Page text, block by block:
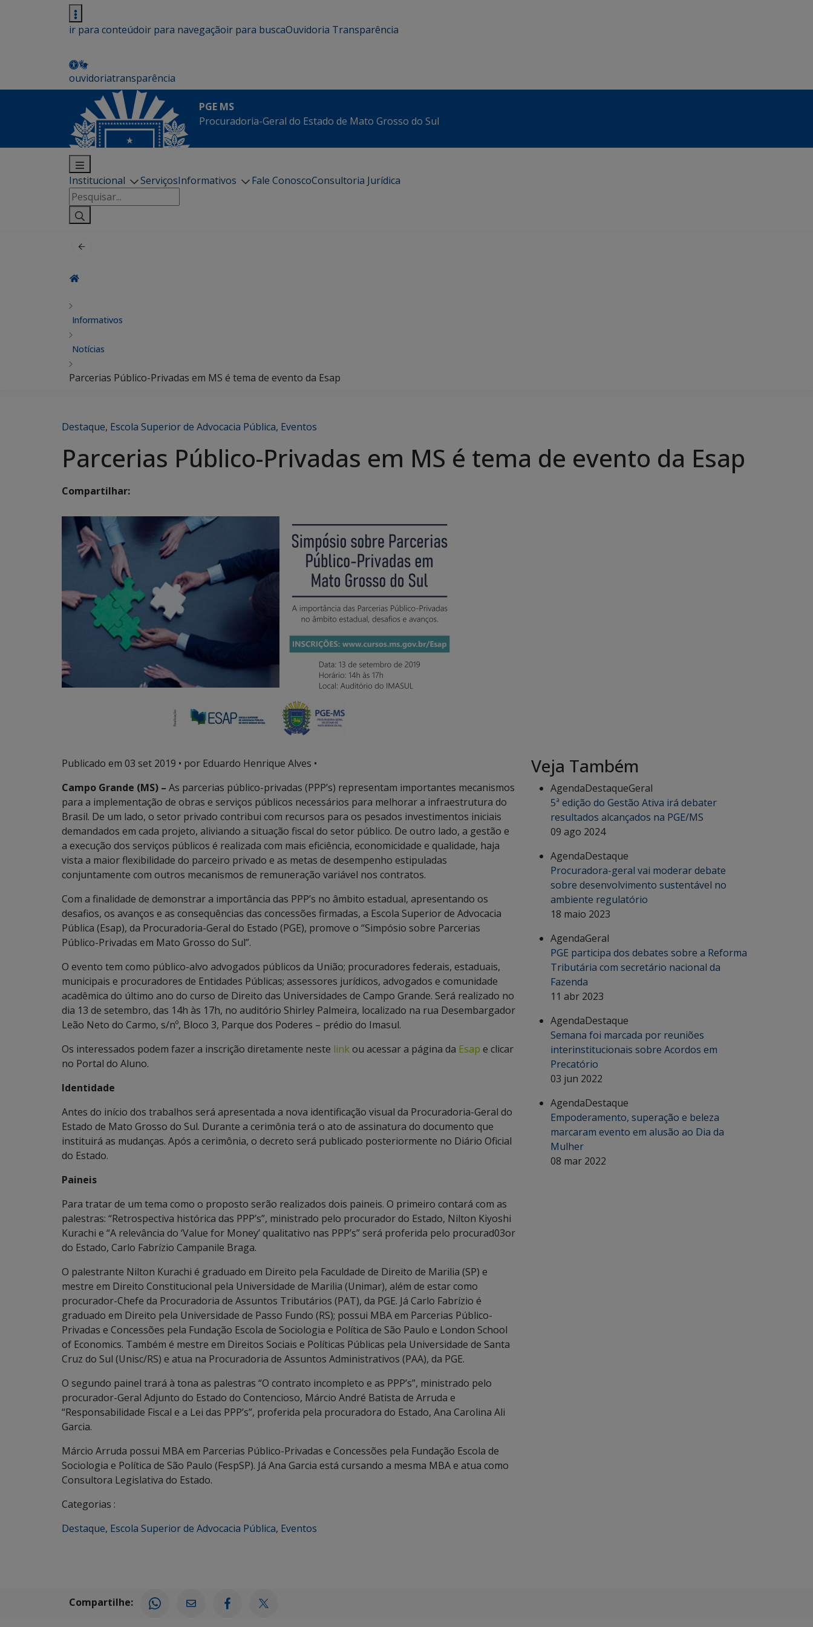
ir para conteúdoir para navegaçãoir para buscaOuvidoria Transparência
ouvidoriatransparência
PGE MS
Procuradoria-Geral do Estado de Mato Grosso do Sul
Institucional ServiçosInformativos Fale ConoscoConsultoria Jurídica
Pesquisar
por:
Informativos
Notícias
Parcerias Público-Privadas em MS é tema de evento da Esap
Destaque, Escola Superior de Advocacia Pública, Eventos
Parcerias Público-Privadas em MS é tema de evento da Esap
Compartilhar:
Publicado em 03 set 2019 • por Eduardo Henrique Alves •
Campo Grande (MS) – As parcerias público-privadas (PPP’s) representam importantes mecanismos
para a implementação de obras e serviços públicos necessários para melhorar a infraestrutura do
Brasil. De um lado, o setor privado contribui com recursos para os pesados investimentos iniciais
demandados em cada projeto, aliviando a situação fiscal do setor público. De outro lado, a gestão e
a execução dos serviços públicos é realizada com mais eficiência, economicidade e qualidade, haja
vista a maior flexibilidade do parceiro privado e as metas de desempenho estipuladas
conjuntamente com outros mecanismos de remuneração variável nos contratos.
Com a finalidade de demonstrar a importância das PPP’s no âmbito estadual, apresentando os
desafios, os avanços e as consequências das concessões firmadas, a Escola Superior de Advocacia
Pública (Esap), da Procuradoria-Geral do Estado (PGE), promove o “Simpósio sobre Parcerias
Público-Privadas em Mato Grosso do Sul”.
O evento tem como público-alvo advogados públicos da União; procuradores federais, estaduais,
municipais e procuradores de Entidades Públicas; assessores jurídicos, advogados e comunidade
acadêmica do último ano do curso de Direito das Universidades de Campo Grande. Será realizado no
dia 13 de setembro, das 14h às 17h, no auditório Shirley Palmeira, localizado na rua Desembargador
Leão Neto do Carmo, s/nº, Bloco 3, Parque dos Poderes – prédio do Imasul.
Os interessados podem fazer a inscrição diretamente neste linkou acessar a página da Esap e clicar
no Portal do Aluno.
Identidade
Antes do início dos trabalhos será apresentada a nova identificação visual da Procuradoria-Geral do
Estado de Mato Grosso do Sul. Durante a cerimônia terá o ato de assinatura do documento que
instituirá as mudanças. Após a cerimônia, o decreto será publicado posteriormente no Diário Oficial
do Estado.
Paineis
Para tratar de um tema como o proposto serão realizados dois paineis. O primeiro contará com as
palestras: “Retrospectiva histórica das PPP’s”, ministrado pelo procurador do Estado, Nilton Kiyoshi
Kurachi e “A relevância do ‘Value for Money’ qualitativo nas PPP’s” será proferida pelo procurad03or
do Estado, Carlo Fabrízio Campanile Braga.
O palestrante Nilton Kurachi é graduado em Direito pela Faculdade de Direito de Marilia (SP) e
mestre em Direito Constitucional pela Universidade de Marilia (Unimar), além de estar como
procurador-Chefe da Procuradoria de Assuntos Tributários (PAT), da PGE. Já Carlo Fabrízio é
graduado em Direito pela Universidade de Passo Fundo (RS); possui MBA em Parcerias Público-
Privadas e Concessões pela Fundação Escola de Sociologia e Política de São Paulo e London School
of Economics. Também é mestre em Direitos Sociais e Políticas Públicas pela Universidade de Santa
Cruz do Sul (Unisc/RS) e atua na Procuradoria de Assuntos Administrativos (PAA), da PGE.
O segundo painel trará à tona as palestras “O contrato incompleto e as PPP’s”, ministrado pelo
procurador-Geral Adjunto do Estado do Contencioso, Márcio André Batista de Arruda e
“Responsabilidade Fiscal e a Lei das PPP’s”, proferida pela procuradora do Estado, Ana Carolina Ali
Garcia.
Márcio Arruda possui MBA em Parcerias Público-Privadas e Concessões pela Fundação Escola de
Sociologia e Política de São Paulo (FespSP). Já Ana Garcia está cursando a mesma MBA e atua como
Consultora Legislativa do Estado.
Categorias :
Destaque, Escola Superior de Advocacia Pública, Eventos
Veja Também
AgendaDestaqueGeral
5ª edição do Gestão Ativa irá debater
resultados alcançados na PGE/MS
09 ago 2024
AgendaDestaque
Procuradora-geral vai moderar debate
sobre desenvolvimento sustentável no
ambiente regulatório
18 maio 2023
AgendaGeral
PGE participa dos debates sobre a Reforma
Tributária com secretário nacional da
Fazenda
11 abr 2023
AgendaDestaque
Semana foi marcada por reuniões
interinstitucionais sobre Acordos em
Precatório
03 jun 2022
AgendaDestaque
Empoderamento, superação e beleza
marcaram evento em alusão ao Dia da
Mulher
08 mar 2022
Compartilhe: